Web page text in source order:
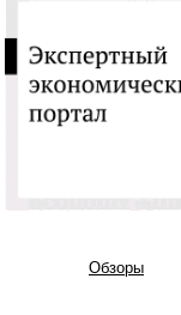
Обзоры